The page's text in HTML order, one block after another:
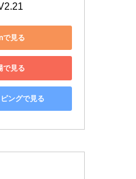
で見る
で見る
ングで見る